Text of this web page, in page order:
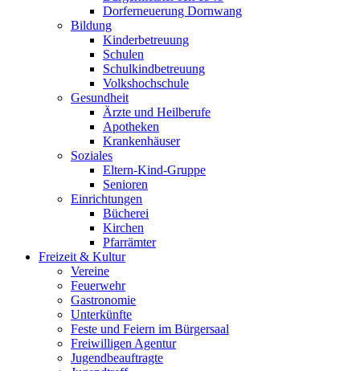
Dorferneuerung Dornwang
Bildung
Kinderbetreuung
Schulen
Schulkindbetreuung
Volkshochschule
Gesundheit
Ärzte und Heilberufe
Apotheken
Krankenhäuser
Soziales
Eltern-Kind-Gruppe
Senioren
Einrichtungen
Bücherei
Kirchen
Pfarrämter
Freizeit & Kultur
Vereine
Feuerwehr
Gastronomie
Unterkünfte
Feste und Feiern im Bürgersaal
Freiwilligen Agentur
Jugendbeauftragte